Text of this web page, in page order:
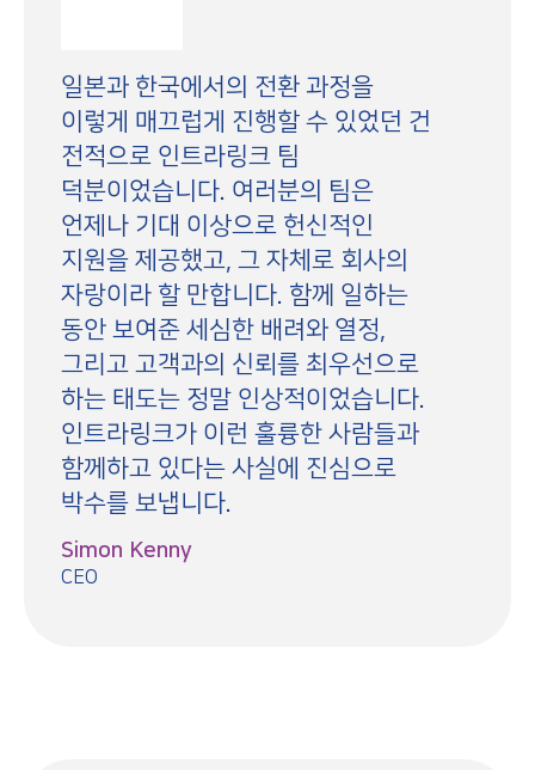
일본과 한국에서의 전환 과정을
이렇게 매끄럽게 진행할 수 있었던 건
전적으로 인트라링크 팀
덕분이었습니다. 여러분의 팀은
언제나 기대 이상으로 헌신적인
지원을 제공했고, 그 자체로 회사의
자랑이라 할 만합니다. 함께 일하는
동안 보여준 세심한 배려와 열정,
그리고 고객과의 신뢰를 최우선으로
하는 태도는 정말 인상적이었습니다.
인트라링크가 이런 훌륭한 사람들과
함께하고 있다는 사실에 진심으로
박수를 보냅니다.
Simon Kenny
CEO